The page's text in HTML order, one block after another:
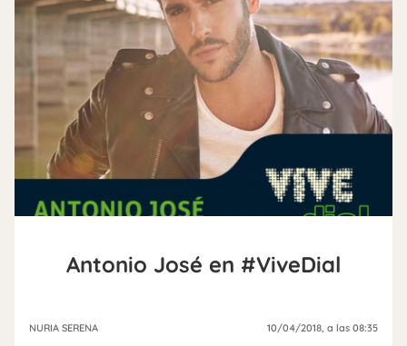
Antonio José en #ViveDial
NURIA SERENA 10/04/2018 , a las 08:35